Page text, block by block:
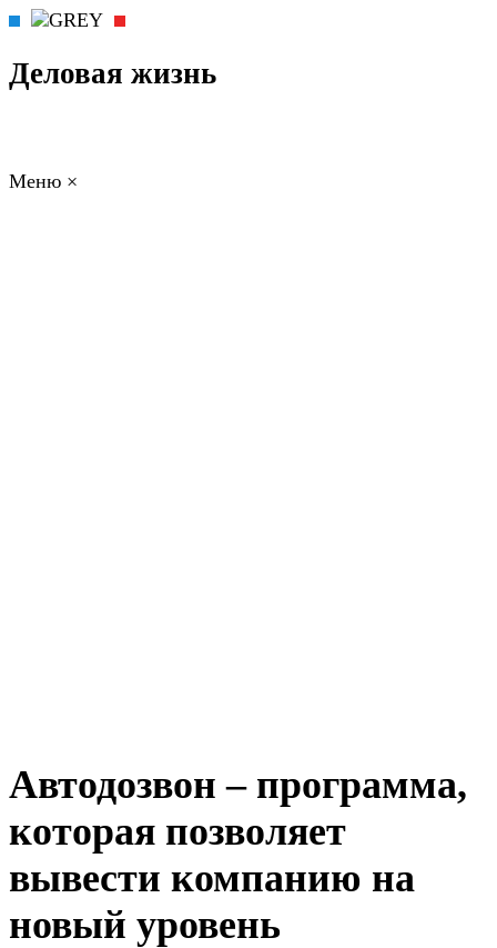
Деловая жизнь
Меню ×
Автодозвон – программа,
которая позволяет
вывести компанию на
новый уровень